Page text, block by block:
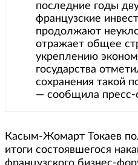
последние годы
французские
продолжают
отражает общее
укреплению
государства
сохранения такой
— сообщила пресс-
Касым-Жомарт Токаев
итоги состоявшегося